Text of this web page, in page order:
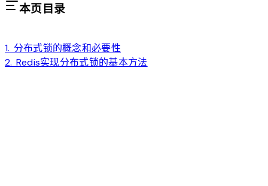
本页目录
1. 分布式锁的概念和必要性
2. Redis实现分布式锁的基本方法